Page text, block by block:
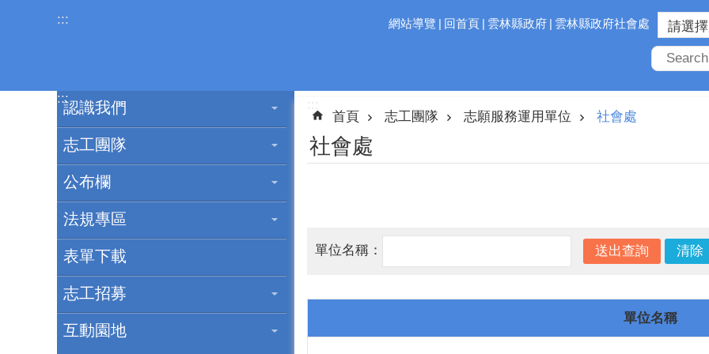
跳到主要內容區塊
::: 網站導覽 回首頁 雲林縣政府 雲林縣政府社會處
:::
認識我們
志工團隊
公布欄
法規專區
表單下載
志工招募
互動園地
:::
首頁 志工團隊 志願服務運用單位 社會處
社會處
單位名稱：
單位名稱